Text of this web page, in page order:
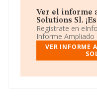
en general toda clase
Registro Mercantil
actividad CNAE como
productos diversos',
actividad en mercados
De acuerdo con la
microempresas,
Ver el informe
Solutions Sl.
Regístrate en
Informe Ampliado
VER INFORME